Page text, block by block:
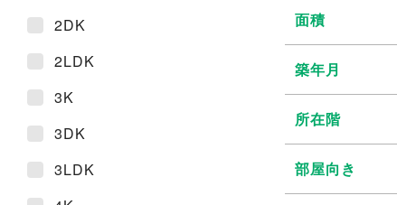
2DK
2LDK
3K
3DK
3LDK
面積
築年月
所在階
部屋向き